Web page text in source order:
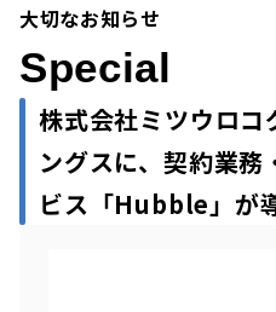
大切なお知らせ
Special
株式会社ミツウロコ
ングスに、契約業
ビス「Hubble」が